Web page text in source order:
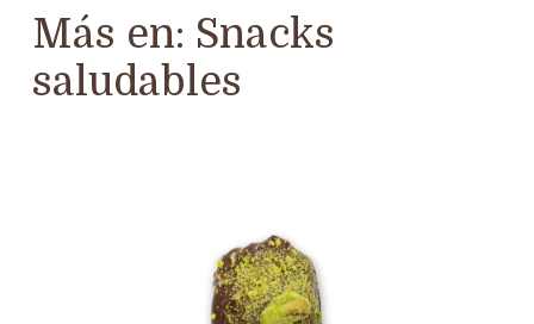
Más en: Snacks
saludables